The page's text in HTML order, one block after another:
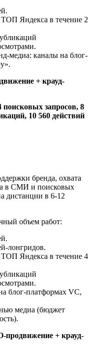
Яндекса в течение 2
медиа: каналы на блог-
+ крауд-
поисковых запросов, 8
10 560 действий
бренда, охвата
в СМИ и поисковых
дистанции в 6-12
объем работ:
лонгридов.
Яндекса в течение 4
блог-платформах VC,
медиа (бюджет
продвижение + крауд-